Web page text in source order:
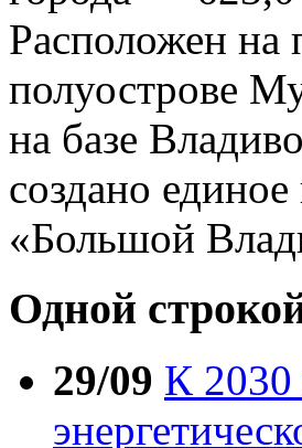
Расположен на
полуострове
на базе
создано
«Большой
Одной
29/09 К 2030